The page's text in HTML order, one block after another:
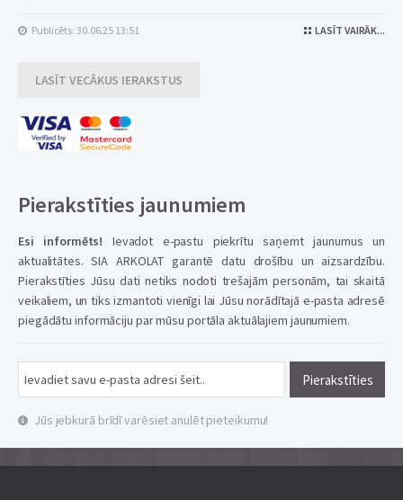
Publicēts: 30.06.25 13:51 LASĪT VAIRĀK...
LASĪT VECĀKUS IERAKSTUS
Pierakstīties jaunumiem
Esi informēts! Ievadot e-pastu piekrītu saņemt jaunumus un
aktualitātes. SIA ARKOLAT garantē datu drošību un aizsardzību.
Pierakstīties Jūsu dati netiks nodoti trešajām personām, tai skaitā
veikaliem, un tiks izmantoti vienīgi lai Jūsu norādītajā e-pasta adresē
piegādātu informāciju par mūsu portāla aktuālajiem jaunumiem.
Pierakstīties
Jūs jebkurā brīdī varēsiet anulēt pieteikumu!